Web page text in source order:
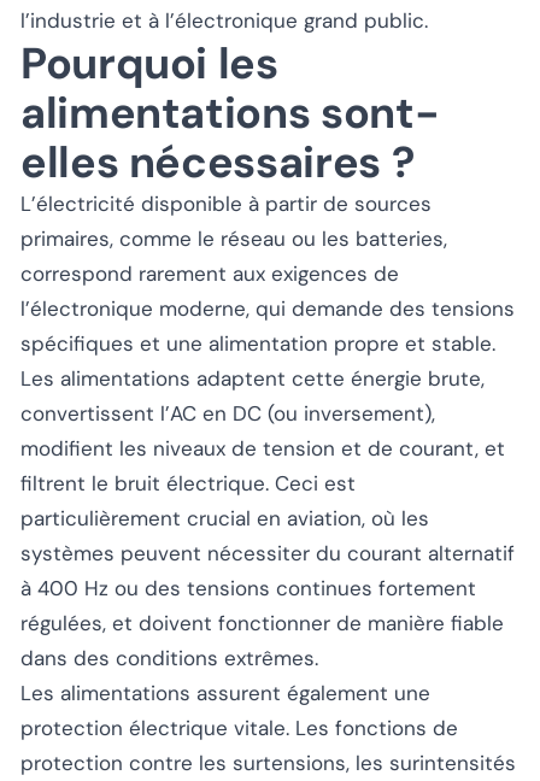
l’industrie et à l’électronique grand public.
Pourquoi les
alimentations sont-
elles nécessaires ?
L’électricité disponible à partir de sources
primaires, comme le réseau ou les batteries,
correspond rarement aux exigences de
l’électronique moderne, qui demande des tensions
spécifiques et une alimentation propre et stable.
Les alimentations adaptent cette énergie brute,
convertissent l’AC en DC (ou inversement),
modifient les niveaux de tension et de courant, et
filtrent le bruit électrique. Ceci est
particulièrement crucial en aviation, où les
systèmes peuvent nécessiter du courant alternatif
à 400 Hz ou des tensions continues fortement
régulées, et doivent fonctionner de manière fiable
dans des conditions extrêmes.
Les alimentations assurent également une
protection électrique vitale. Les fonctions de
protection contre les surtensions, les surintensités